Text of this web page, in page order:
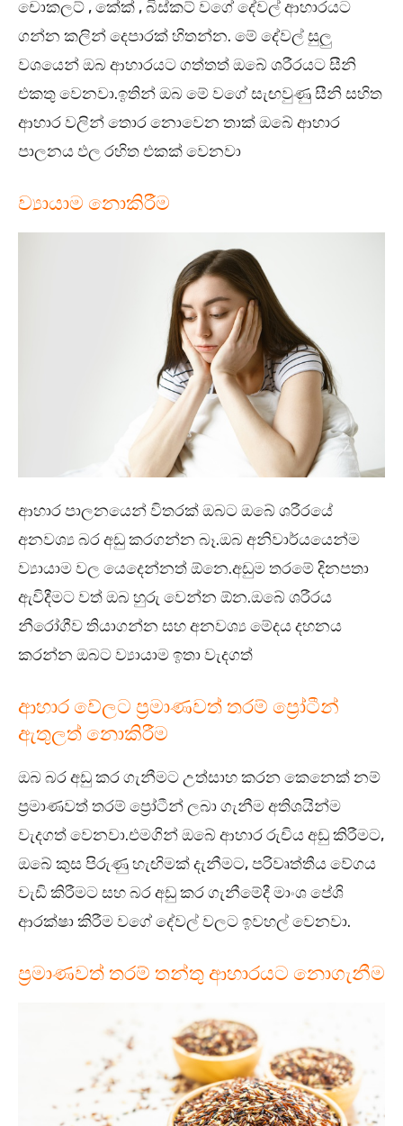
චොකලට් , කේක් , බිස්කට් වගේ දේවල් ආහාරයට
ගන්න කලින් දෙපාරක් හිතන්න. මේ දේවල් සුලු
වශයෙන් ඔබ ආහාරයට ගත්තත් ඔබේ ශරීරයට සීනි
එකතු වෙනවා.ඉතින් ඔබ මේ වගේ සැඟවුණු සීනි සහිත
ආහාර වලින් තොර නොවෙන තාක් ඔබේ ආහාර
පාලනය ඵල රහිත එකක් වෙනවා
ව්‍යායාම නොකිරීම
ආහාර පාලනයෙන් විතරක් ඔබට ඔබේ ශරීරයේ
අනවශ්‍ය බර අඩු කරගන්න බෑ.ඔබ අනිවාර්යයෙන්ම
ව්‍යායාම වල යෙදෙන්නත් ඕනෙ.අඩුම තරමේ දිනපතා
ඇවිදීමට වත් ඔබ හුරු වෙන්න ඕන.ඔබේ ශරීරය
නීරෝගීව තියාගන්න සහ අනවශ්‍ය මේදය දහනය
කරන්න ඔබට ව්‍යායාම ඉතා වැදගත්
ආහාර වේලට ප්‍රමාණවත් තරම් ප්‍රෝටීන්
ඇතුලත් නොකිරීම
ඔබ බර අඩු කර ගැනීමට උත්සාහ කරන කෙනෙක් නම්
ප්‍රමාණවත් තරම් ප්‍රෝටීන් ලබා ගැනීම අතිශයින්ම
වැදගත් වෙනවා.එමගින් ඔබේ ආහාර රුචිය අඩු කිරීමට,
ඔබේ කුස පිරුණු හැඟිමක් දැනීමට, පරිවෘත්තීය වේගය
වැඩි කිරීමට සහ බර අඩු කර ගැනීමේදී මාංශ පේශි
ආරක්ෂා කිරීම වගේ දේවල් වලට ඉවහල් වෙනවා.
ප්‍රමාණවත් තරම් තන්තු ආහාරයට නොගැනීම